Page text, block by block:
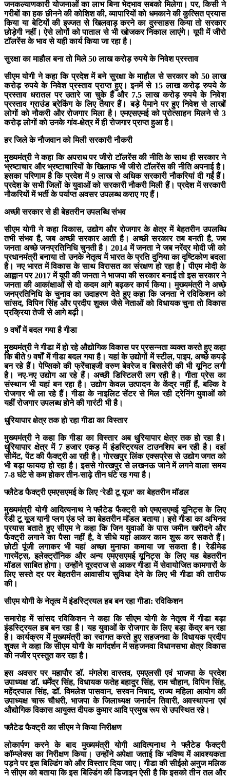
जनकल्याणकारी योजनाओं का लाभ बिना भेदभाव सबको मिलेगा। पर, किसी ने
गरीबों का हक छीनने की कोशिश की, व्यापारियों को धमकाने की कुत्सित प्रयास
किया या बेटियों की इज्जत से खिलवाड़ करने का दुस्साहस किया तो सरकार
छोड़ेगी नहीं। ऐसे लोगों को पाताल से भी खोजकर निकाल लाएंगे। यूपी में जीरो
टॉलरेंस के भाव से यही कार्य किया जा रहा है।
सुरक्षा का माहौल बना तो मिले 50 लाख करोड़ रुपये के निवेश प्रस्ताव
सीएम योगी ने कहा कि प्रदेश में बने सुरक्षा के माहौल से सरकार को 50 लाख
करोड़ रुपये के निवेश प्रस्ताव प्राप्त हुए। इनमें से 15 लाख करोड़ रुपये के
प्रस्ताव धरातल पर उतारे जा चुके हैं और 7.5 लाख करोड़ रुपये के निवेश
प्रस्ताव ग्राउंड ब्रेकिंग के लिए तैयार हैं। बड़े पैमाने पर हुए निवेश से लाखों
लोगों को नौकरी और रोजगार मिला है। एमएसएमई को प्रोत्साहन मिलने से 3
करोड़ लोगों को उनके गांव-क्षेत्र में ही रोजगार प्राप्त हुआ है।
हर जिले के नौजवान को मिली सरकारी नौकरी
मुख्यमंत्री ने कहा कि अपराध पर जीरो टॉलरेंस की नीति के साथ ही सरकार ने
भ्रष्टाचार और भ्रष्टाचारियों के खिलाफ भी जीरो टॉलरेंस की नीति अपनाई है।
इसका परिणाम है कि प्रदेश में 9 लाख से अधिक सरकारी नौकरियां दी गईं हैं।
प्रदेश के सभी जिलों के युवाओं को सरकारी नौकरी मिली हैं। प्रदेश में सरकारी
नौकरियों में भर्ती के पर्याप्त अवसर उपलब्ध कराए गए हैं।
अच्छी सरकार से ही बेहतरीन उपलब्धि संभव
सीएम योगी ने कहा विकास, उद्योग और रोजगार के क्षेत्र में बेहतरीन उपलब्धि
तभी संभव है, जब अच्छी सरकार आती है। अच्छी सरकार तब बनती है, जब
जनता अच्छे जनप्रतिनिधि चुनती है। 2014 में जनता ने जब नरेंद्र मोदी जी को
प्रधानमंत्री बनाया तो उनके नेतृत्व में भारत के प्रति दुनिया का दृष्टिकोण बदला
है। नए भारत में विकास के साथ विरासत का संरक्षण हो रहा है। पीएम मोदी के
आह्वान पर 2017 में यूपी की जनता ने भाजपा की सरकार बनाई तो इस सरकार ने
जनता की आकांक्षाओं से दो कदम आगे बढ़कर कार्य किया। मुख्यमंत्री ने अच्छे
जनप्रतिनिधि के चुनाव का उदाहरण देते हुए कहा कि जनता ने रविकिशन को
सांसद, विपिन सिंह और प्रदीप शुक्ल जैसे नेताओं को विधायक चुना तो विकास
प्रक्रिया तेजी से आगे बढ़ी।
9 वर्षों में बदल गया है गीडा
मुख्यमंत्री ने गीडा में हो रहे औद्योगिक विकास पर प्रसन्नता व्यक्त करते हुए कहा
कि बीते 9 वर्षों में गीडा बदल गया है। यहां के उद्योगों में स्टील, पाइप, अच्छे कपड़े
बन रहे हैं। पेप्सिको की फ्रेंचाइजी वरुण बेवरेज व बिसलेरी की भी यूनिट लगी
है। नए-नए उद्योग आ रहे हैं। अच्छी डिस्टिलरी लग रही है। गीता प्रेस का
संस्थान भी यहां बन रहा है। उद्योग केवल उत्पादन के केंद्र नहीं हैं, बल्कि वे
रोजगार भी ला रहे हैं। गीडा के नाइलिट सेंटर से मिल रही ट्रेनिंग युवाओं को
यहीं रोजगार उपलब्ध होने की गारंटी भी है।
धुरियापार क्षेत्र तक हो रहा गीडा का विस्तार
मुख्यमंत्री ने कहा कि गीडा का विस्तार अब धुरियापार क्षेत्र तक हो रहा है।
धुरियापार क्षेत्र में 7 हजार एकड़ में इंडस्ट्रियल टाउनशिप बन रही है। वहां
सीमेंट, पेंट की फैक्ट्री आ रही है। गोरखपुर लिंक एक्सप्रेस से उद्योग जगत को
भी बड़ा फायदा हो रहा है। इससे गोरखपुर से लखनऊ जाने में लगने वाला समय
7-8 घंटे से कम होकर तीन-साढ़े तीन घंटे रह गया है।
फ्लैटेड फैक्ट्री एमएसएमई के लिए ‘रेडी टू यूज’ का बेहतरीन मॉडल
मुख्यमंत्री योगी आदित्यनाथ ने फ्लैटेड फैक्ट्री को एमएसएमई यूनिट्स के लिए
रेडी टू यूज यानी प्लग एंड प्ले का बेहतरीन मॉडल बताया। इसे गीडा का अभिनव
प्रयास बताते हुए सीएम ने कहा कि जिन युवाओं के पास जमीन खरीदने और
फैक्ट्री लगाने का पैसा नहीं है, वे सीधे यहां आकर काम शुरू कर सकते हैं।
छोटी पूंजी लगाकर भी यहां अच्छा मुनाफा कमाया जा सकता है। रेडीमेड
गारमेंट्स, इलेक्ट्रॉनिक और अन्य एमएसएमई यूनिट्स के लिए यह बेहतरीन
मॉडल साबित होगा। उन्होंने दूरदराज से आकर गीडा में सेवायोजित कामगारों के
लिए सस्ते दर पर बेहतरीन आवासीय सुविधा देने के लिए भी गीडा की तारीफ
की।
सीएम योगी के नेतृत्व में इंडस्ट्रियल हब बन रहा गीडा: रविकिशन
समारोह में सांसद रविकिशन ने कहा कि सीएम योगी के नेतृत्व में गीडा बड़ा
इंडस्ट्रियल हब बन रहा है। यह युवाओं के रोजगार के लिए बड़ा केंद्र बन रहा
है। कार्यक्रम में मुख्यमंत्री का स्वागत करते हुए सहजनवा के विधायक प्रदीप
शुक्ल ने कहा कि सीएम योगी के मार्गदर्शन में सहजनवा विधानसभा क्षेत्र विकास
की नजीर प्रस्तुत कर रहा है।
इस अवसर पर महापौर डॉ. मंगलेश वास्तव, एमएलसी एवं भाजपा के प्रदेश
उपाध्यक्ष डॉ. धर्मेंद्र सिंह, विधायक फतेह बहादुर सिंह, राम चौहान, विपिन सिंह,
महेंद्रपाल सिंह, डॉ. विमलेश पासवान, सरवन निषाद, राज्य महिला आयोग की
उपाध्यक्ष चारू चौधरी, भाजपा के जिलाध्यक्ष जनार्दन तिवारी, अवस्थापना एवं
औद्योगिक विकास आयुक्त दीपक कुमार आदि प्रमुख रूप से उपस्थित रहे।
फ्लैटेड फैक्ट्री का सीएम ने किया निरीक्षण
लोकार्पण करने के बाद मुख्यमंत्री योगी आदित्यनाथ ने फ्लैटेड फैक्ट्री
कॉम्प्लेक्स का निरीक्षण किया। उन्होंने अपेक्षा जताई कि भविष्य में आवश्यकता
पड़ने पर इस बिल्डिंग को और विस्तार दिया जाए। गीडा की सीईओ अनुज मलिक
ने सीएम को बताया कि इस बिल्डिंग की डिजाइन ऐसी है कि इसको तीन तल और